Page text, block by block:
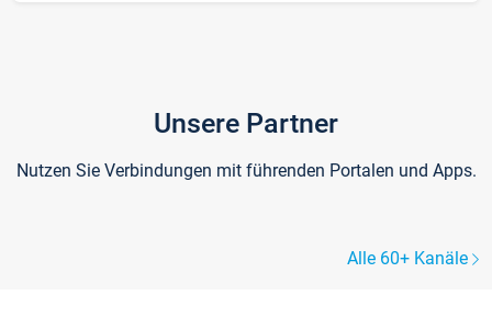
Unsere Partner
Nutzen Sie Verbindungen mit führenden Portalen und Apps.
Alle 60+ Kanäle